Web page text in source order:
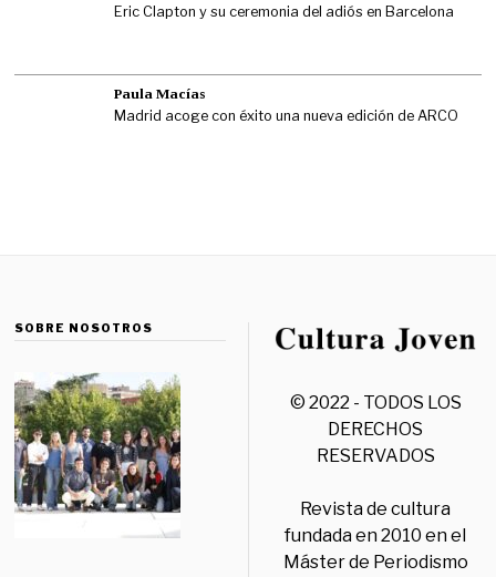
Eric Clapton y su ceremonia del adiós en Barcelona
Paula Macías
Madrid acoge con éxito una nueva edición de ARCO
SOBRE NOSOTROS
© 2022 - TODOS LOS
DERECHOS
RESERVADOS
Revista de cultura
fundada en 2010 en el
Máster de Periodismo